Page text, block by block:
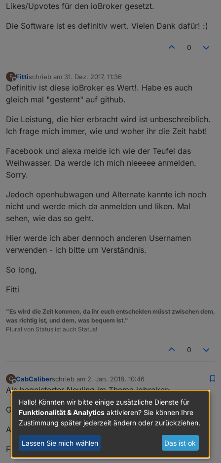
Likes/Upvotes für den ioBroker gesetzt.
Die Software ist es definitiv wert. Vielen Dank dafür! :)
0
F
Offline
Fittischrieb am 31. Dez. 2017, 11:36
zuletzt editiert von
Definitiv ist diese ioBroker es Wert!. Habe es auch
gleich mal "gesternt" auf github.
Die Leistung, die hier erbracht wird ist unbeschreiblich.
Ich frage mich immer, wie und woher ihr die Zeit habt!
Facebook und alexa meide ich wie der Teufel das
Weihwasser. Da werde ich mich nieeeee anmelden.
Sorry.
Jedoch openhubwagen und Alternate kannte ich noch
nicht und werde mich da anmelden und liken. Mal
sehen, wie das so geht.
Hier werde ich aber dennoch anderen Usernamen
verwenden - ich bitte um Verständnis.
So long,
Fitti
"Es wird die Zeit kommen, da ihr euch entscheiden müsst zwischen dem,
was richtig ist, und dem, was bequem ist."
Plural von Status ist auch Status!
0
C
Offline
CabCaliberschrieb am 2. Jan. 2018, 10:46
zuletzt editiert von
Als begeisterter Neuling im Thema iobroker:
Github: done
Amazon: done
Facebook: done
Hallo! Könnten wir bitte einige zusätzliche Dienste für
Funktionalität & Analytics aktivieren? Sie können Ihre
Zustimmung später jederzeit ändern oder zurückziehen.
Lassen Sie mich wählen Das ist ok